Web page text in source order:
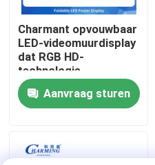
Contacteer ons
nieuws
LED-videomuurweergave
Charmant opvouwbaar
LED-videomuurdisplay
dat RGB HD-
technologie
combineert met
flexibele structuur,
energiebesparing en
perfect voor
Aanvraag sturen